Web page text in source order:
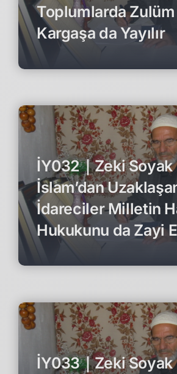
Toplumlarda
Kargaşa da Yayılır
İY032｜Zeki Soyak
İslam’dan
İdareciler Milletin
Hukukunu da Zayi
İY033｜Zeki Soyak